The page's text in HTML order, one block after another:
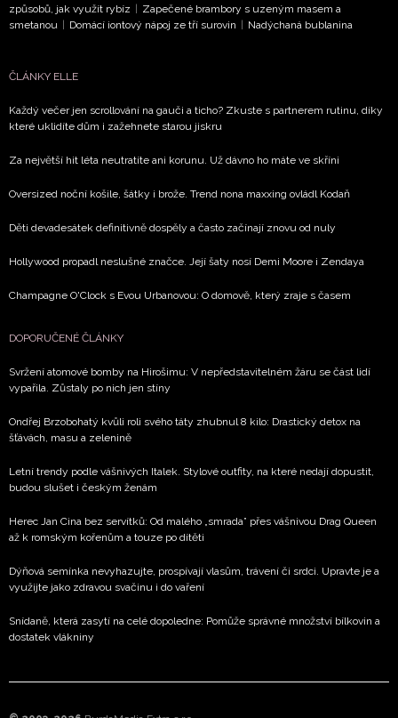
způsobů, jak využít rybíz
Zapečené brambory s uzeným masem a
smetanou
Domácí iontový nápoj ze tří surovin Nadýchaná bublanina
ČLÁNKY ELLE
Každý večer jen scrollování na gauči a ticho? Zkuste s partnerem rutinu, díky
které uklidíte dům i zažehnete starou jiskru
Za největší hit léta neutratíte ani korunu. Už dávno ho máte ve skříni
Oversized noční košile, šátky i brože. Trend nona maxxing ovládl Kodaň
Děti devadesátek definitivně dospěly a často začínají znovu od nuly
Hollywood propadl neslušné značce. Její šaty nosí Demi Moore i Zendaya
Champagne O'Clock s Evou Urbanovou: O domově, který zraje s časem
DOPORUČENÉ ČLÁNKY
Svržení atomové bomby na Hirošimu: V nepředstavitelném žáru se část lidí
vypařila. Zůstaly po nich jen stíny
Ondřej Brzobohatý kvůli roli svého táty zhubnul 8 kilo: Drastický detox na
šťávách, masu a zelenině
Letní trendy podle vášnivých Italek. Stylové outfity, na které nedají dopustit,
budou slušet i českým ženám
Herec Jan Cina bez servítků: Od malého „smrada” přes vášnivou Drag Queen
až k romským kořenům a touze po dítěti
Dýňová semínka nevyhazujte, prospívají vlasům, trávení či srdci. Upravte je a
využijte jako zdravou svačinu i do vaření
Snídaně, která zasytí na celé dopoledne: Pomůže správné množství bílkovin a
dostatek vlákniny